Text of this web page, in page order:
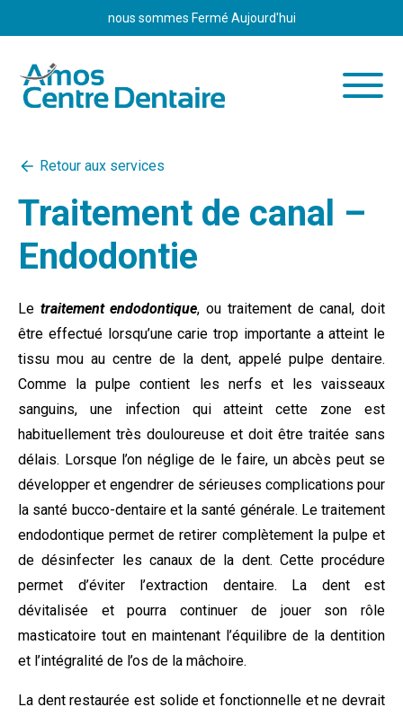
contenu
nous sommes Fermé Aujourd'hui
Équipe
Services
Informations
Carrière
Urgence
Retour aux services
Traitement de canal –
Endodontie
Le traitement endodontique, ou traitement de canal, doit
être effectué lorsqu’une carie trop importante a atteint le
tissu mou au centre de la dent, appelé pulpe dentaire.
Comme la pulpe contient les nerfs et les vaisseaux
sanguins, une infection qui atteint cette zone est
habituellement très douloureuse et doit être traitée sans
délais. Lorsque l’on néglige de le faire, un abcès peut se
développer et engendrer de sérieuses complications pour
la santé bucco-dentaire et la santé générale. Le traitement
endodontique permet de retirer complètement la pulpe et
de désinfecter les canaux de la dent. Cette procédure
permet d’éviter l’extraction dentaire. La dent est
dévitalisée et pourra continuer de jouer son rôle
masticatoire tout en maintenant l’équilibre de la dentition
et l’intégralité de l’os de la mâchoire.
La dent restaurée est solide et fonctionnelle et ne devrait